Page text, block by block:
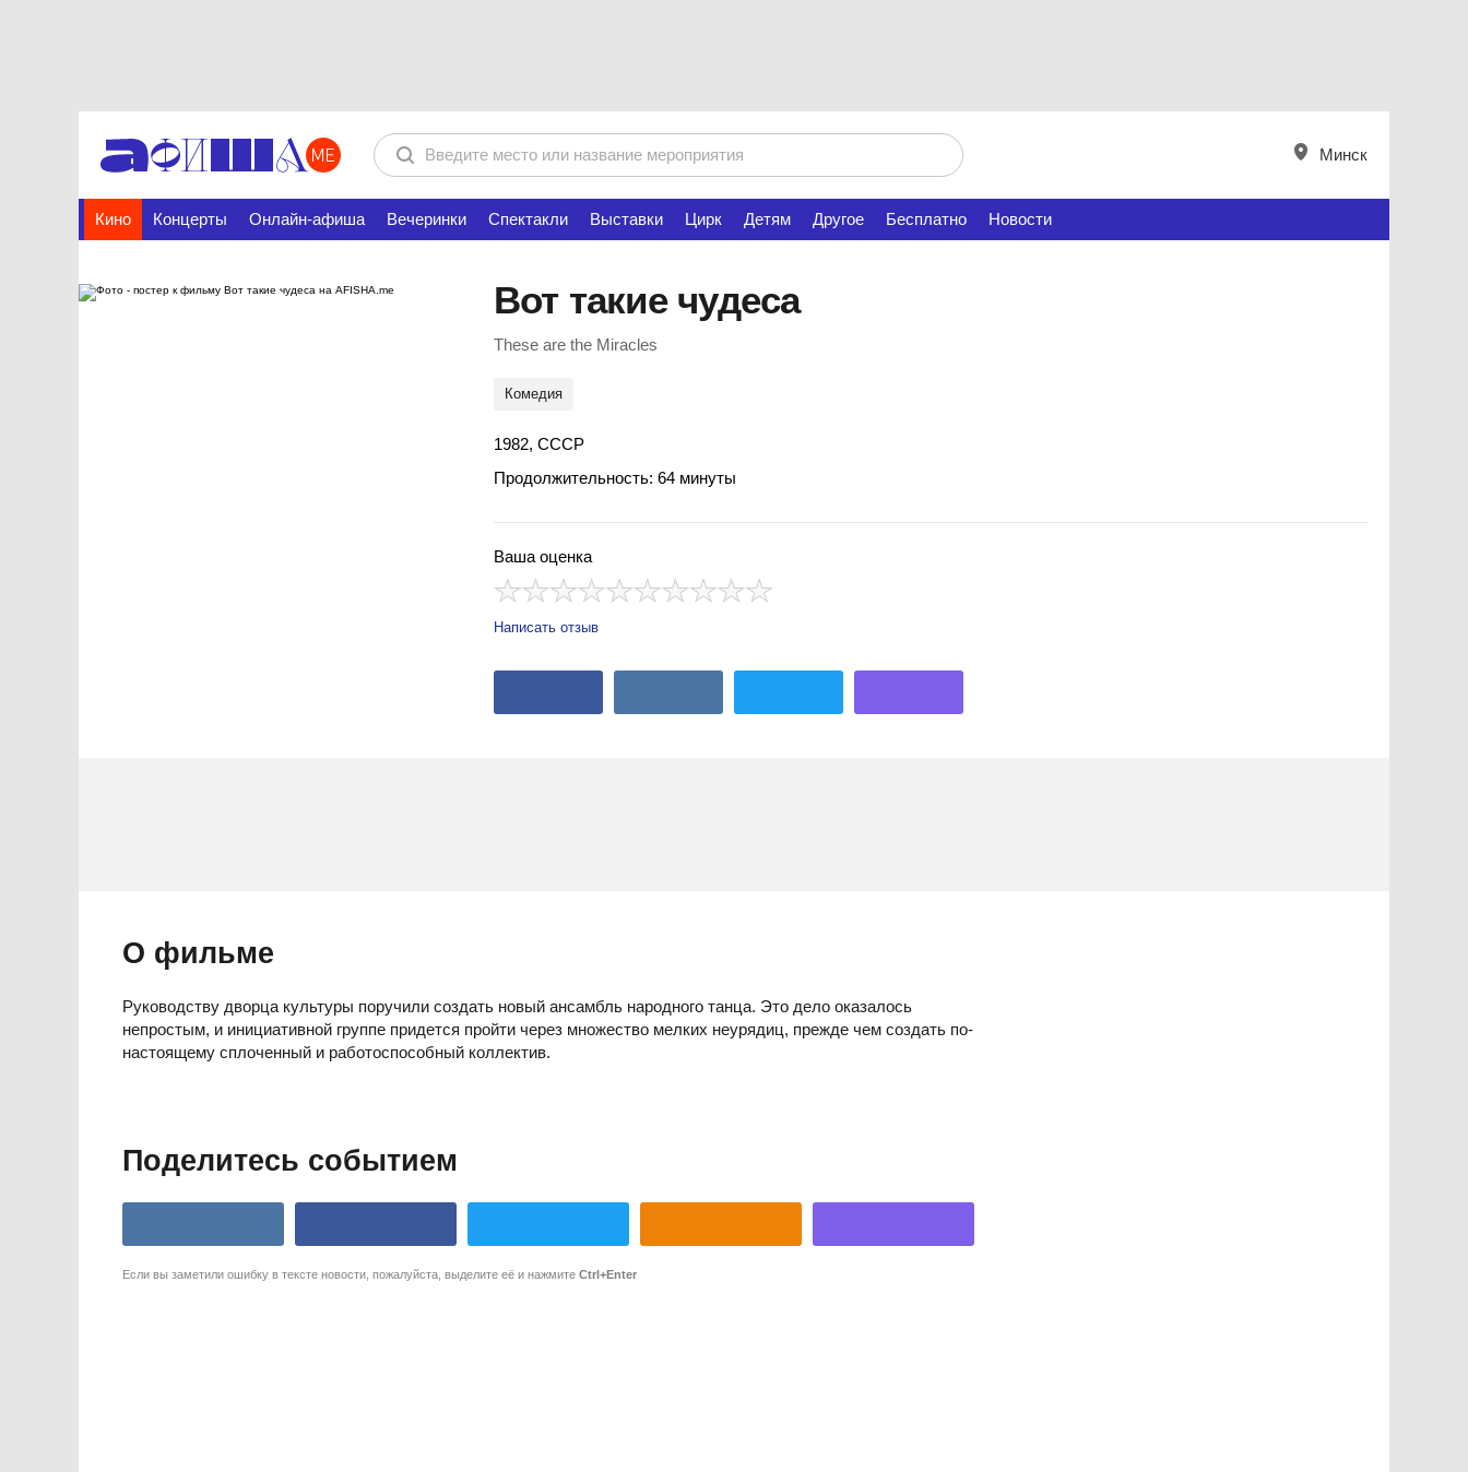
Минск
Кино Концерты Онлайн-афиша Вечеринки Спектакли Выставки Цирк Детям Другое Бесплатно Новости
Вот такие чудеса
These are the Miracles
Комедия
1982, СССР
Продолжительность: 64 минуты
Ваша оценка
Написать отзыв
О фильме
Руководству дворца культуры поручили создать новый ансамбль народного танца. Это дело оказалось
непростым, и инициативной группе придется пройти через множество мелких неурядиц, прежде чем создать по-
настоящему сплоченный и работоспособный коллектив.
Поделитесь событием
Если вы заметили ошибку в тексте новости, пожалуйста, выделите её и нажмите Ctrl+Enter